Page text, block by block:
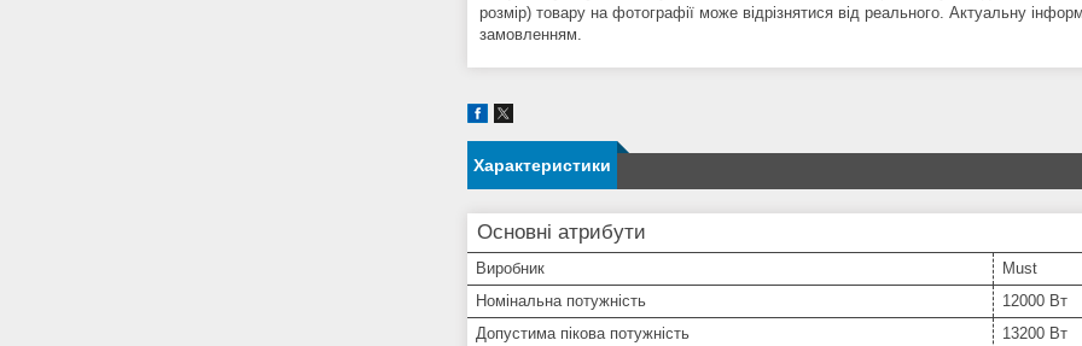
розмір) товару на фотографії може відрізнятися від реального. Актуальну
замовленням.
Характеристики
Основні атрибути
Виробник
Must
Номінальна потужність
12000 Вт
Допустима пікова потужність
13200 Вт